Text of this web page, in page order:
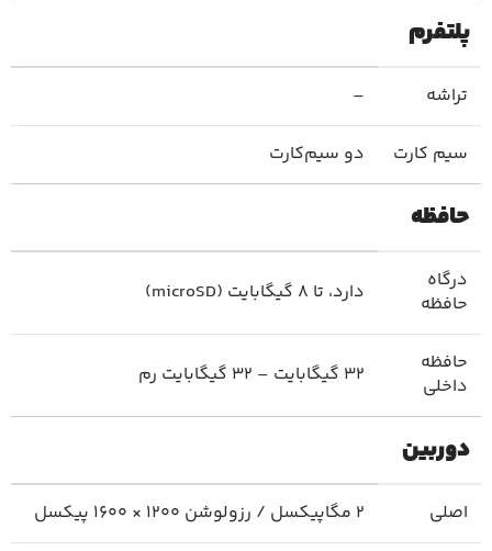
پلتفرم
تراشه –
سیم کارت دو سیم‌کارت
حافظه
درگاه
حافظه
دارد، تا 8 گیگابایت (microSD)
حافظه
داخلی
32 گیگابایت – 32 گیگابایت رم
دوربین
اصلی 2 مگاپیکسل / رزولوشن 1200 × 1600 پیکسل